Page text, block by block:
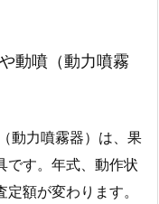
動噴（動力噴霧
動力噴霧器）は、果
です。年式、動作状
額が変わります。